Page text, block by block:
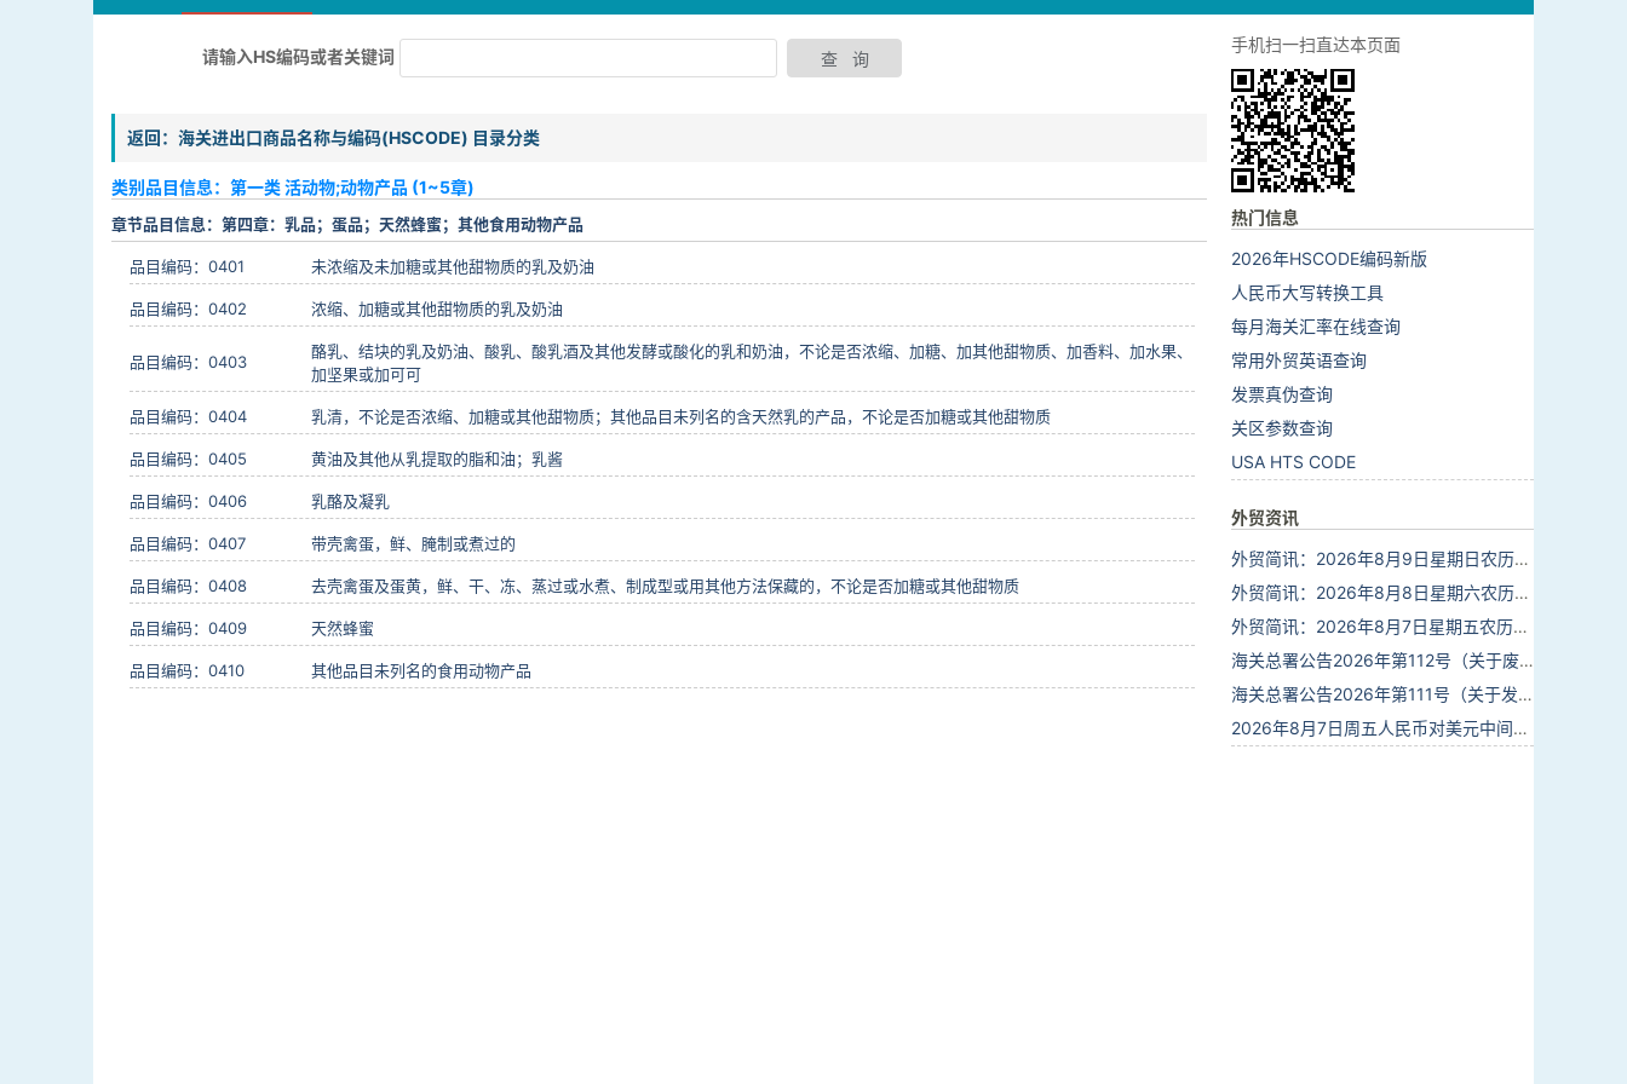
请输入HS编码或者关键词
返回：海关进出口商品名称与编码(HSCODE) 目录分类
类别品目信息：第一类 活动物;动物产品 (1~5章)
章节品目信息：第四章：乳品；蛋品；天然蜂蜜；其他食用动物产品
品目编码：0401 未浓缩及未加糖或其他甜物质的乳及奶油
品目编码：0402 浓缩、加糖或其他甜物质的乳及奶油
品目编码：0403
酪乳、结块的乳及奶油、酸乳、酸乳酒及其他发酵或酸化的乳和奶油，不论是否浓缩、加糖、加其他甜物质、加香料、加水果、
加坚果或加可可
品目编码：0404 乳清，不论是否浓缩、加糖或其他甜物质；其他品目未列名的含天然乳的产品，不论是否加糖或其他甜物质
品目编码：0405 黄油及其他从乳提取的脂和油；乳酱
品目编码：0406 乳酪及凝乳
品目编码：0407 带壳禽蛋，鲜、腌制或煮过的
品目编码：0408 去壳禽蛋及蛋黄，鲜、干、冻、蒸过或水煮、制成型或用其他方法保藏的，不论是否加糖或其他甜物质
品目编码：0409 天然蜂蜜
品目编码：0410 其他品目未列名的食用动物产品
手机扫一扫直达本页面
热门信息
2026年HSCODE编码新版
人民币大写转换工具
每月海关汇率在线查询
常用外贸英语查询
发票真伪查询
关区参数查询
USA HTS CODE
外贸资讯
外贸简讯：2026年8月9日星期日农历六月廿七
外贸简讯：2026年8月8日星期六农历六月廿六
外贸简讯：2026年8月7日星期五农历六月廿五
海关总署公告2026年第112号（关于废止部分卫生检疫类规范性文件的公告）
海关总署公告2026年第111号（关于发布《进出境动植物检疫处理监督管理工作规定》《进出境卫生处理监督管理工作规定》的公告）
2026年8月7日周五人民币对美元中间价报6.7904调贬9个基点